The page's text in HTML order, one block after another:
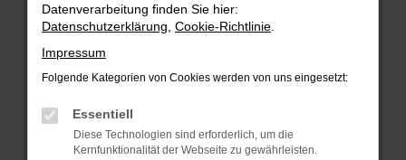
Überprüfe deine Firewall und deine
Internetverbindung.
Laden andere Webseiten, zum Beispiel
deine Suchmaschine?
Prüfe deine Browsererweiterungen.
Manche Erweiterungen, wie Werbeblocker,
können das Laden bestimmter Seiten
Datenverarbeitung finden Sie hier:
Datenschutzerklärung Cookie-Richtlinie
Impressum
Folgende Kategorien von Cookies werden von uns eingesetzt:
Essentiell
Diese Technologien sind erforderlich, um die
Kernfunktionalität der Webseite zu gewährleisten.